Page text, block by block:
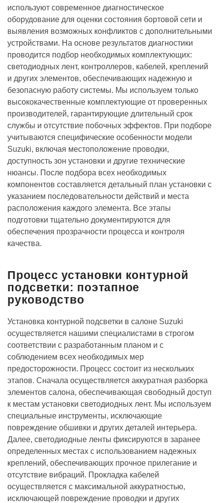
используют современное диагностическое
оборудование для оценки состояния бортовой сети и
выявления возможных конфликтов с дополнительными
устройствами. На основе результатов диагностики
проводится подбор необходимых комплектующих:
светодиодных лент, контроллеров, кабелей, креплений
и других элементов, обеспечивающих надежную и
безопасную работу системы. Мы используем только
высококачественные комплектующие от проверенных
производителей, гарантирующие длительный срок
службы и отсутствие побочных эффектов. При подборе
учитываются специфические особенности модели
Suzuki, включая местоположение проводки,
доступность зон установки и другие технические
нюансы. После подбора всех необходимых
компонентов составляется детальный план установки с
указанием последовательности действий и места
расположения каждого элемента. Все этапы
подготовки тщательно документируются для
обеспечения прозрачности процесса и контроля
качества.
Процесс установки контурной
подсветки: поэтапное
руководство
Установка контурной подсветки в салоне Suzuki
осуществляется нашими специалистами в строгом
соответствии с разработанным планом и с
соблюдением всех необходимых мер
предосторожности. Процесс состоит из нескольких
этапов. Сначала осуществляется аккуратная разборка
элементов салона, обеспечивающая свободный доступ
к местам установки светодиодных лент. Мы используем
специальные инструменты, исключающие
повреждение обшивки и других деталей интерьера.
Далее, светодиодные ленты фиксируются в заранее
определенных местах с использованием надежных
креплений, обеспечивающих прочное прилегание и
отсутствие вибраций. Прокладка кабелей
осуществляется с максимальной аккуратностью,
исключающей повреждение проводки и других